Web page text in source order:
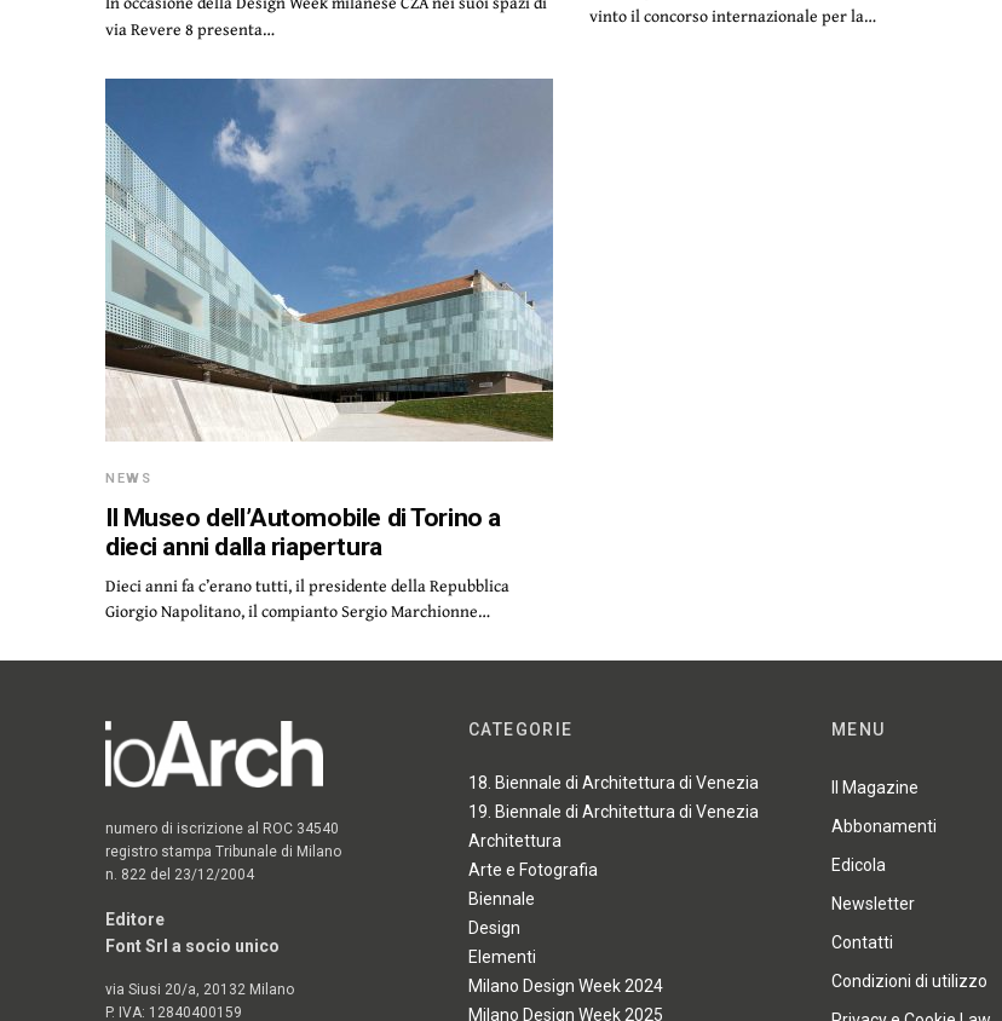
via Revere 8 presenta…
vinto il concorso internazionale per la…
NEWS
Il Museo dell’Automobile di Torino a
dieci anni dalla riapertura
Dieci anni fa c’erano tutti, il presidente della Repubblica
Giorgio Napolitano, il compianto Sergio Marchionne…
numero di iscrizione al ROC 34540
registro stampa Tribunale di Milano
n. 822 del 23/12/2004
Editore
Font Srl a socio unico
via Siusi 20/a, 20132 Milano
P. IVA: 12840400159
CATEGORIE
18. Biennale di Architettura di Venezia
19. Biennale di Architettura di Venezia
Architettura
Arte e Fotografia
Biennale
Design
Elementi
Milano Design Week 2024
Milano Design Week 2025
MENU
Il Magazine
Abbonamenti
Edicola
Newsletter
Contatti
Condizioni di utilizzo